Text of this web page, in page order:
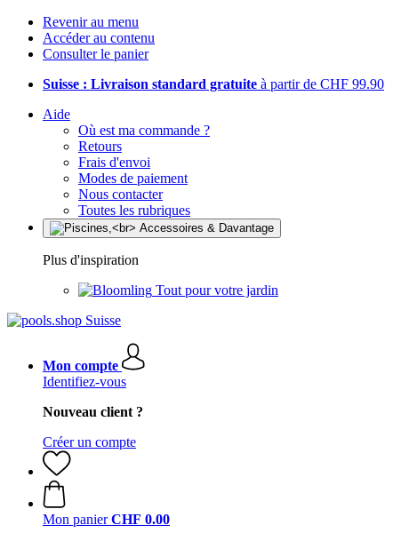
Revenir au menu
Accéder au contenu
Consulter le panier
Suisse : Livraison standard gratuite à partir de CHF 99.90
Aide
Où est ma commande ?
Retours
Frais d'envoi
Modes de paiement
Nous contacter
Toutes les rubriques
Plus d'inspiration
Tout pour votre jardin
Mon compte
Identifiez-vous
Nouveau client ?
Créer un compte
Mon panier CHF 0.00